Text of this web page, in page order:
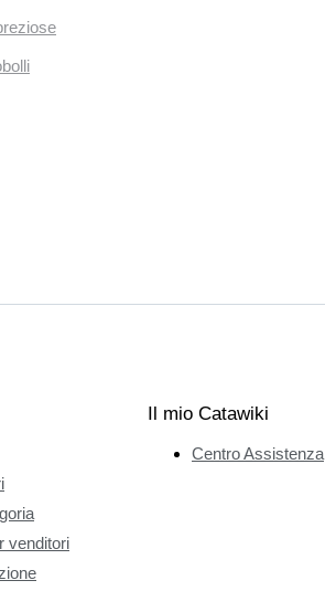
venditori
Il mio Catawiki
Centro Assistenza